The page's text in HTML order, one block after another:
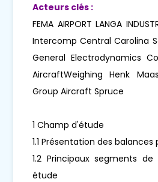
Acteurs clés :
FEMA AIRPORT LANGA
Intercomp Central Carolina
General Electrodynamics
AircraftWeighing Henk
Group Aircraft Spruce
1 Champ d'étude
1.1 Présentation des
1.2 Principaux segments
étude